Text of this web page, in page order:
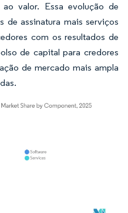
valor. Essa evolução de
de assinatura mais serviços
com os resultados de
de capital para credores
de mercado mais ampla